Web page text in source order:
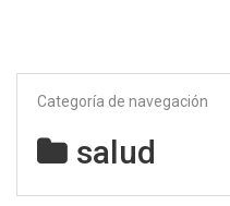
Categoría de navegación
salud